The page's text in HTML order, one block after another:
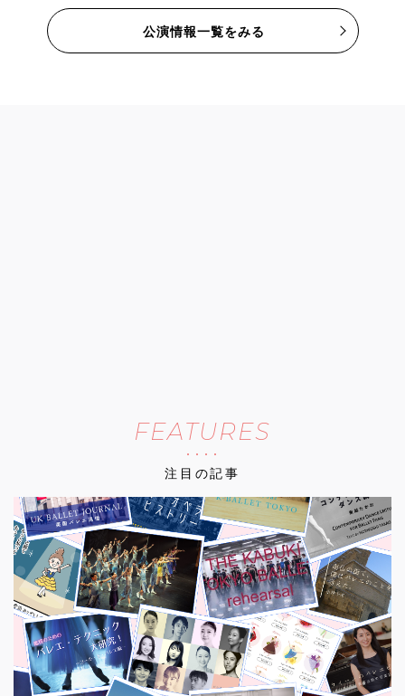
公演情報一覧をみる
FEATURES
注目の記事